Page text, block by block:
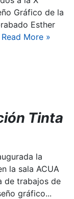
Gráfico de la
Esther
Read More »
Tinta
la
la sala ACUA
de trabajos de
gráfico...